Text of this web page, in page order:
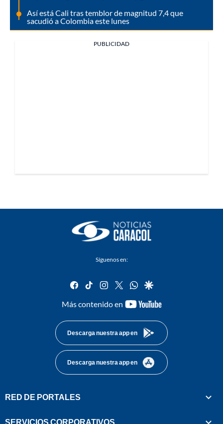
Así está Cali tras temblor de magnitud 7,4 que
sacudió a Colombia este lunes
PUBLICIDAD
Síguenos en:
facebook
tiktok instagram
twitterwhatsapp
google
Más contenido en
youtube-
Descarga nuestra app en
Descarga nuestra app en
RED DE PORTALES
SERVICIOS CORPORATIVOS